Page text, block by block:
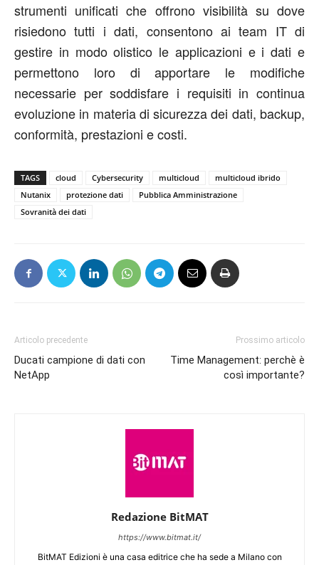
strumenti unificati che offrono visibilità su dove
risiedono tutti i dati, consentono ai team IT di
gestire in modo olistico le applicazioni e i dati e
permettono loro di apportare le modifiche
necessarie per soddisfare i requisiti in continua
evoluzione in materia di sicurezza dei dati, backup,
conformità, prestazioni e costi.
TAGS cloud Cybersecurity multicloud
multicloud ibrido
Nutanix
protezione dati
Pubblica Amministrazione
Sovranità dei dati
Articolo precedente
Ducati campione di dati con
NetApp
Prossimo articolo
Time Management: perchè è
così importante?
Redazione BitMAT
https://www.bitmat.it/
BitMAT Edizioni è una casa editrice che ha sede a Milano con